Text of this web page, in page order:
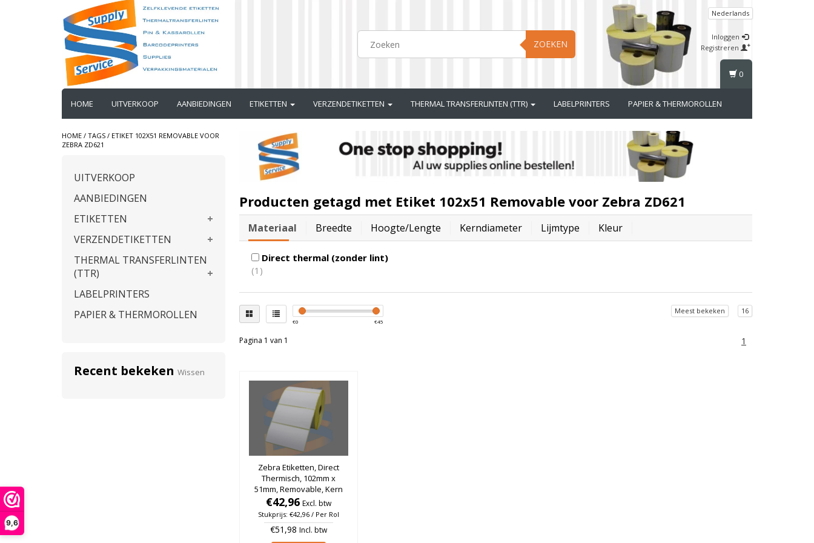
9,6
ZOEKEN
Nederlands
Inloggen
Registreren
HOME UITVERKOOP AANBIEDINGEN ETIKETTEN VERZENDETIKETTEN THERMAL TRANSFERLINTEN (TTR) LABELPRINTERS PAPIER & THERMOROLLEN
0
HOME / TAGS / ETIKET 102X51 REMOVABLE VOOR
ZEBRA ZD621
UITVERKOOP
AANBIEDINGEN
ETIKETTEN
VERZENDETIKETTEN
THERMAL TRANSFERLINTEN
(TTR)
LABELPRINTERS
PAPIER & THERMOROLLEN
Recent bekeken Wissen
Producten getagd met Etiket 102x51 Removable voor Zebra ZD621
Materiaal Breedte Hoogte/lengte Kerndiameter Lijmtype Kleur
Direct thermal (zonder lint)
(1)
€0 €45
Meest bekeken 16
Pagina 1 van 1 1
Zebra Etiketten, Direct
Thermisch, 102mm x
51mm, Removable, Kern
25mm, rol à 1.370 stuks
€42,96 Excl. btw
Stukprijs: €42,96 / Per Rol
€51,98 Incl. btw